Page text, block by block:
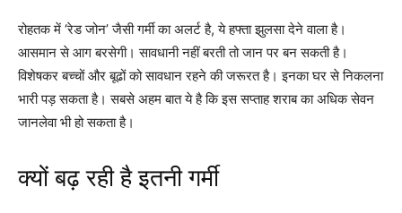
रोहतक में ‘रेड जोन’ जैसी गर्मी का अलर्ट है, ये हफ्ता झुलसा देने वाला है।
आसमान से आग बरसेगी। सावधानी नहीं बरती तो जान पर बन सकती है।
विशेषकर बच्चों और बूढों को सावधान रहने की जरूरत है। इनका घर से निकलना
भारी पड़ सकता है। सबसे अहम बात ये है कि इस सप्ताह शराब का अधिक सेवन
जानलेवा भी हो सकता है।
क्यों बढ़ रही है इतनी गर्मी